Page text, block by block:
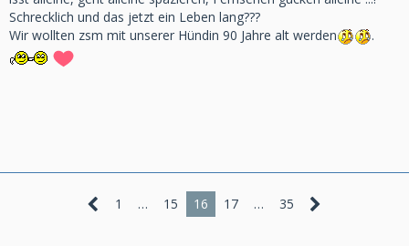
Schrecklich und das jetzt ein Leben lang???
Wir wollten zsm mit unserer Hündin 90 Jahre alt werden
.
1 … 15 16 17 … 35